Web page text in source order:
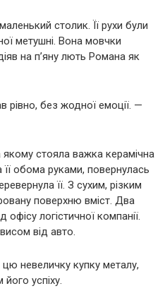
столик. Її рухи були
метушні. Вона мовчки
на п’яну лють Романа як
рівно, без жодної емоції. —
стояла важка керамічна
обома руками, повернулась
її. З сухим, різким
поверхню вміст. Два
логістичної компанії.
від авто.
невеличку купку металу,
успіху.